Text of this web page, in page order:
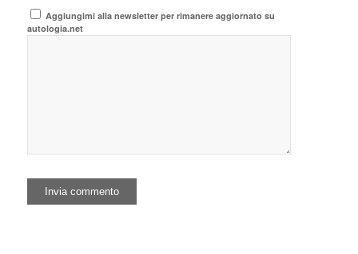
Aggiungimi alla newsletter per rimanere aggiornato su
autologia.net